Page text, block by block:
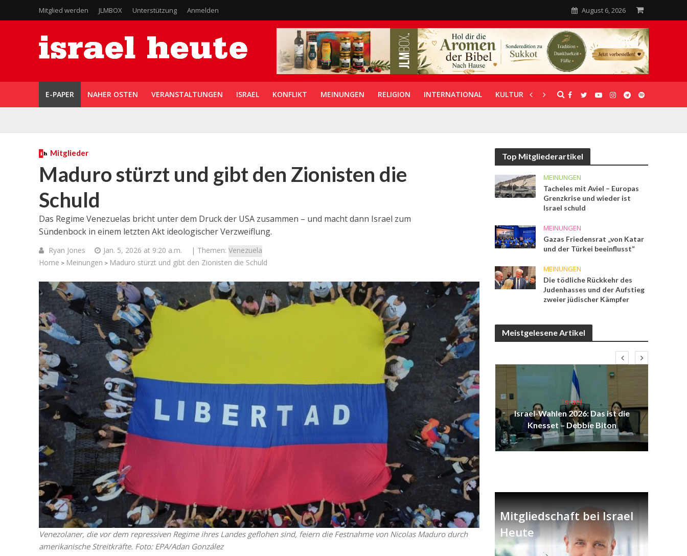
Mitglied werden JLMBOX Unterstützung Anmelden August 6, 2026
E-PAPER NAHER OSTEN VERANSTALTUNGEN ISRAEL KONFLIKT MEINUNGEN RELIGION INTERNATIONAL KULTUR UNTERSTÜTZUNG
Mitglieder
Maduro stürzt und gibt den Zionisten die
Schuld
Das Regime Venezuelas bricht unter dem Druck der USA zusammen – und macht dann Israel zum
Sündenbock in einem letzten Akt ideologischer Verzweiflung.
Ryan Jones Jan. 5, 2026 at 9:20 a.m. | Themen: Venezuela
Home > Meinungen > Maduro stürzt und gibt den Zionisten die Schuld
Venezolaner, die vor dem repressiven Regime ihres Landes geflohen sind, feiern die Festnahme von Nicolas Maduro durch
amerikanische Streitkräfte. Foto: EPA/Adan González
Top Mitgliederartikel
MEINUNGEN
Tacheles mit Aviel – Europas
Grenzkrise und wieder ist
Israel schuld
MEINUNGEN
Gazas Friedensrat „von Katar
und der Türkei beeinflusst“
MEINUNGEN
Die tödliche Rückkehr des
Judenhasses und der Aufstieg
zweier jüdischer Kämpfer
Meistgelesene Artikel
Israel
Israelische Wahlen 2026: Das ist
die Knesset – Moshe Abutbul
Israel
Israelische Wahlen 2026: Das ist
die Knesset – Vladimir Beliak
Israel
Israel-Wahlen 2026: Das ist die
Knesset – Debbie Biton
Mitgliedschaft bei Israel
Heute